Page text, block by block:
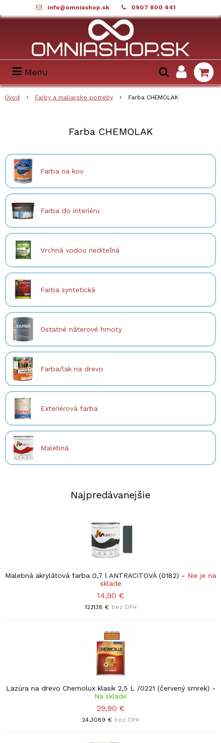
info@omniashop.sk 0907 800 441
Menu
Úvod Farby a maliarske potreby Farba CHEMOLAK
Farba CHEMOLAK
Farba na kov
Farba do interiéru
Vrchná vodou riediteľná
Farba syntetická
Ostatné náterové hmoty
Farba/lak na drevo
Exteriérová farba
Malebná
Najpredávanejšie
Malebná akrylátová farba 0,7 l ANTRACITOVÁ (0182) - Nie je na
sklade
14,90 €
12,1138 € bez DPH
Lazúra na drevo Chemolux klasik 2,5 L /0221 (červený smrek) -
Na sklade
29,90 €
24,3089 € bez DPH